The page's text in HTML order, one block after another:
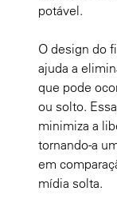
potável.
O design do
ajuda a
que pode
ou solto.
minimiza a
tornando-a
em
mídia solta.